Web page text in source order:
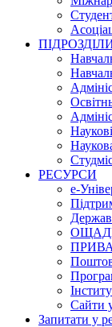
РЕСУРСИ
е-
Сайти
Запитати у